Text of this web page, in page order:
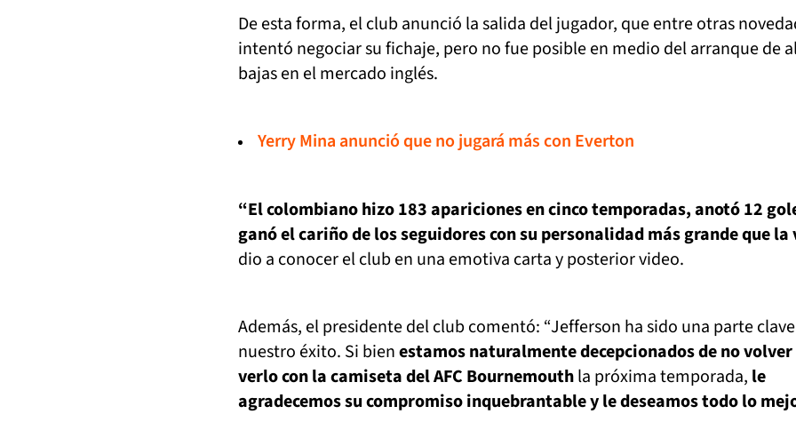
De esta forma, el club anunció la salida del jugador, que entre otras
intentó negociar su fichaje, pero no fue posible en medio del arranque de
bajas en el mercado inglés.
Yerry Mina anunció que no jugará más con Everton
“El colombiano hizo 183 apariciones en cinco temporadas, anotó 12
ganó el cariño de los seguidores con su personalidad más grande que
dio a conocer el club en una emotiva carta y posterior video.
Además, el presidente del club comentó: “Jefferson ha sido una parte
nuestro éxito. Si bienestamos naturalmente decepcionados de no volver
verlo con la camiseta del AFC Bournemouthla próxima temporada, le
agradecemos su compromiso inquebrantable y le deseamos todo lo